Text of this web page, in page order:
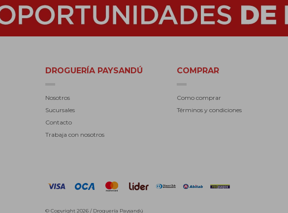
DROGUERÍA PAYSANDÚ
Nosotros
Sucursales
Contacto
Trabaja con nosotros
COMPRAR
Como comprar
Términos y condiciones
© Copyright 2026 / Droguería Paysandú